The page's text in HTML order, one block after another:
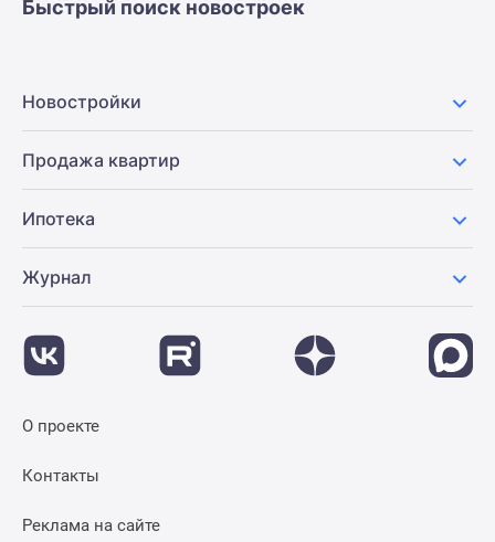
Быстрый поиск новостроек
Новостройки
Продажа квартир
Ипотека
Журнал
О проекте
Контакты
Реклама на сайте